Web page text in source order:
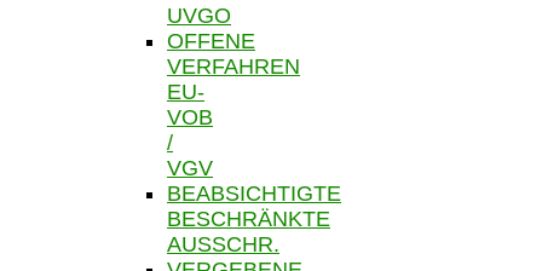
UVGO
OFFENE
VERFAHREN
EU-
VOB
/
VGV
BEABSICHTIGTE
BESCHRÄNKTE
AUSSCHR.